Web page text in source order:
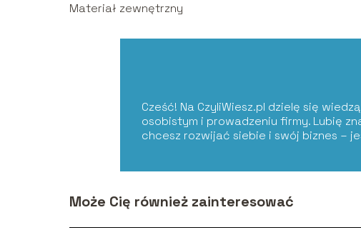
Materiał zewnętrzny
Cześć! Na CzyliWiesz.pl dzielę się
osobistym i prowadzeniu firmy. Lubię
chcesz rozwijać siebie i swój biznes –
Może Cię również zainteresować